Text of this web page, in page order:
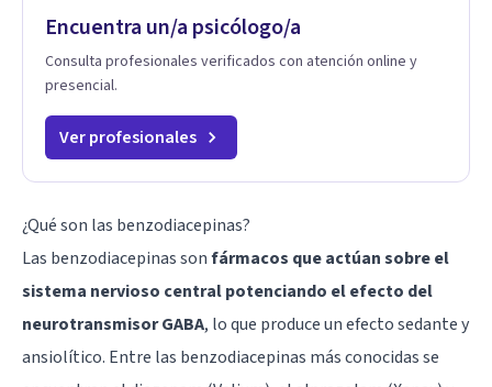
Encuentra un/a psicólogo/a
Consulta profesionales verificados con atención online y
presencial.
Ver profesionales
¿Qué son las benzodiacepinas?
Las benzodiacepinas sonfármacos que actúan sobre el
sistema nervioso central potenciando el efecto del
neurotransmisor GABA, lo que produce un efecto sedante y
ansiolítico. Entre las benzodiacepinas más conocidas se